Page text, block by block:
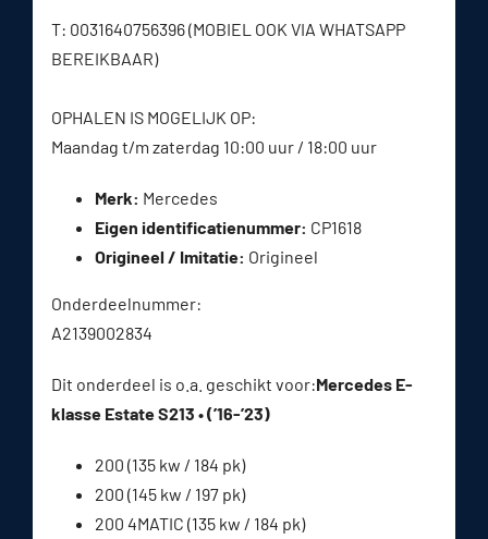
T: 0031640756396 (MOBIEL OOK VIA WHATSAPP
BEREIKBAAR)
OPHALEN IS MOGELIJK OP:
Maandag t/m zaterdag 10:00 uur / 18:00 uur
Merk: Mercedes
Eigen identificatienummer: CP1618
Origineel / Imitatie: Origineel
Onderdeelnummer:
A2139002834
Dit onderdeel is o.a. geschikt voor:Mercedes E-
klasse Estate S213 • (’16-’23)
200 (135 kw / 184 pk)
200 (145 kw / 197 pk)
200 4MATIC (135 kw / 184 pk)